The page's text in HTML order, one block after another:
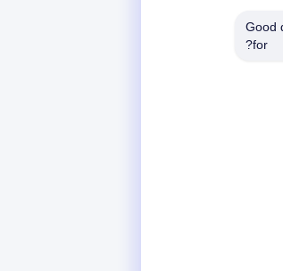
Good
for?